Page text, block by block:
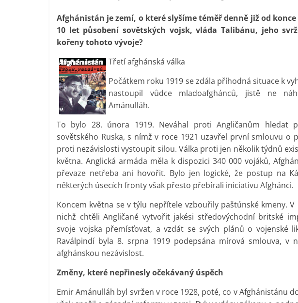
Afghánistán je zemí, o které slyšíme téměř denně již od
10 let působení sovětských vojsk, vláda Talibánu, jeho
kořeny tohoto vývoje?
Třetí afghánská válka
Počátkem roku 1919 se zdála příhodná situace k
nastoupil vůdce mladoafghánců, jistě ne
Amánulláh.
To bylo 28. února 1919. Neváhal proti Angličanům hledat
sovětského Ruska, s nímž v roce 1921 uzavřel první smlouvu o
proti nezávislosti vystoupit silou. Válka proti jen několik týdnů
května. Anglická armáda měla k dispozici 340 000 vojáků,
převaze netřeba ani hovořit. Bylo jen logické, že postup na
některých úsecích fronty však přesto přebírali iniciativu Afghánci.
Koncem května se v týlu nepřítele vzbouřily paštúnské kmeny.
nichž chtěli Angličané vytvořit jakési středovýchodní britské
svoje vojska přemísťovat, a vzdát se svých plánů o vojenské
Raválpindí byla 8. srpna 1919 podepsána mírová smlouva, v
afghánskou nezávislost.
Změny, které nepřinesly očekávaný úspěch
Emir Amánulláh byl svržen v roce 1928, poté, co v Afghánistánu